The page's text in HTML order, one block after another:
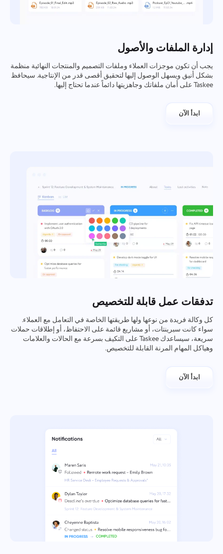
إدارة الملفات والأصول
يجب أن تكون موجزات العملاء وملفات التصميم والمنتجات النهائية منظمة
بشكل أنيق ويسهل الوصول إليها لتحقيق أقصى قدر من الإنتاجية. سيحافظ
Taskee على أمان ملفاتك وجاهزيتها دائماً عندما تحتاج إليها.
ابدأ الآن
تدفقات عمل قابلة للتخصيص
كل وكالة فريدة من نوعها ولها طريقتها الخاصة في التعامل مع العملاء.
سواء كانت سبرينتات، أو مشاريع قائمة على الاحتفاظ، أو إطلاقات حملات
سريعة، سيساعدك Taskee على التكيف بسرعة مع الحالات والعلامات
وهياكل المهام المرنة القابلة للتخصيص.
ابدأ الآن